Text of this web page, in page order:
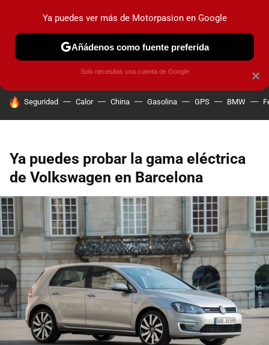
PRUEBAS COCHES ELÉCTRICOS OBSERVATORIO
HOY SE HABLA DE
Seguridad Calor China Gasolina GPS BMW
Ya puedes probar la gama eléctrica
de Volkswagen en Barcelona
×
Ya puedes ver más de Motorpasion en Google
Añádenos como fuente preferida
Solo necesitas una cuenta de Google